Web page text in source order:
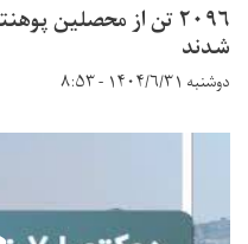
۲۰۹۶ تن از محصلین
شدند
دوشنبه ۱۴۰۴/۶/۳۱ - ۸:۵۳